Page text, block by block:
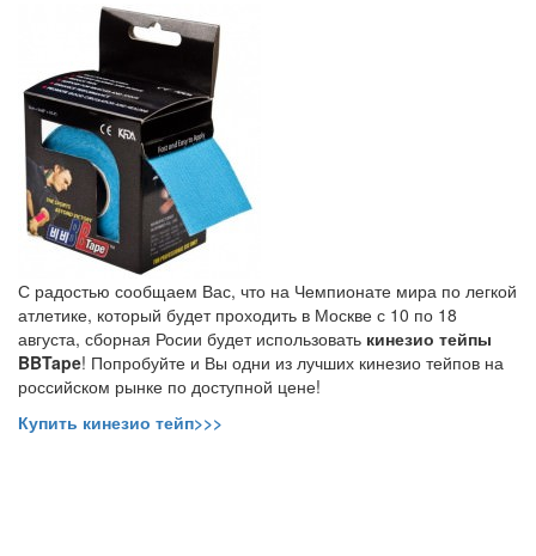
С радостью сообщаем Вас, что на Чемпионате мира по легкой
атлетике, который будет проходить в Москве с 10 по 18
августа, сборная Росии будет использовать кинезио тейпы
BBTape! Попробуйте и Вы одни из лучших кинезио тейпов на
российском рынке по доступной цене!
Купить кинезио тейп>>>